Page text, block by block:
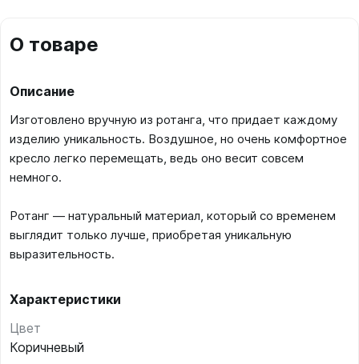
О товаре
Описание
Изготовлено вручную из ротанга, что придает каждому
изделию уникальность. Воздушное, но очень комфортное
кресло легко перемещать, ведь оно весит совсем
немного.
Ротанг — натуральный материал, который со временем
выглядит только лучше, приобретая уникальную
выразительность.
Характеристики
Цвет
Коричневый